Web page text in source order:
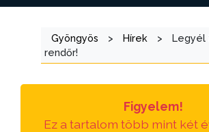
ÜGYINTÉZÉS
TESTÜLETI
ANYAGOK
KISTÉRSÉG
GEOTERM-
Gyöngyös > Hírek >
Legyél
rendőr!
Figyelem!
Ez a tartalom több mint két